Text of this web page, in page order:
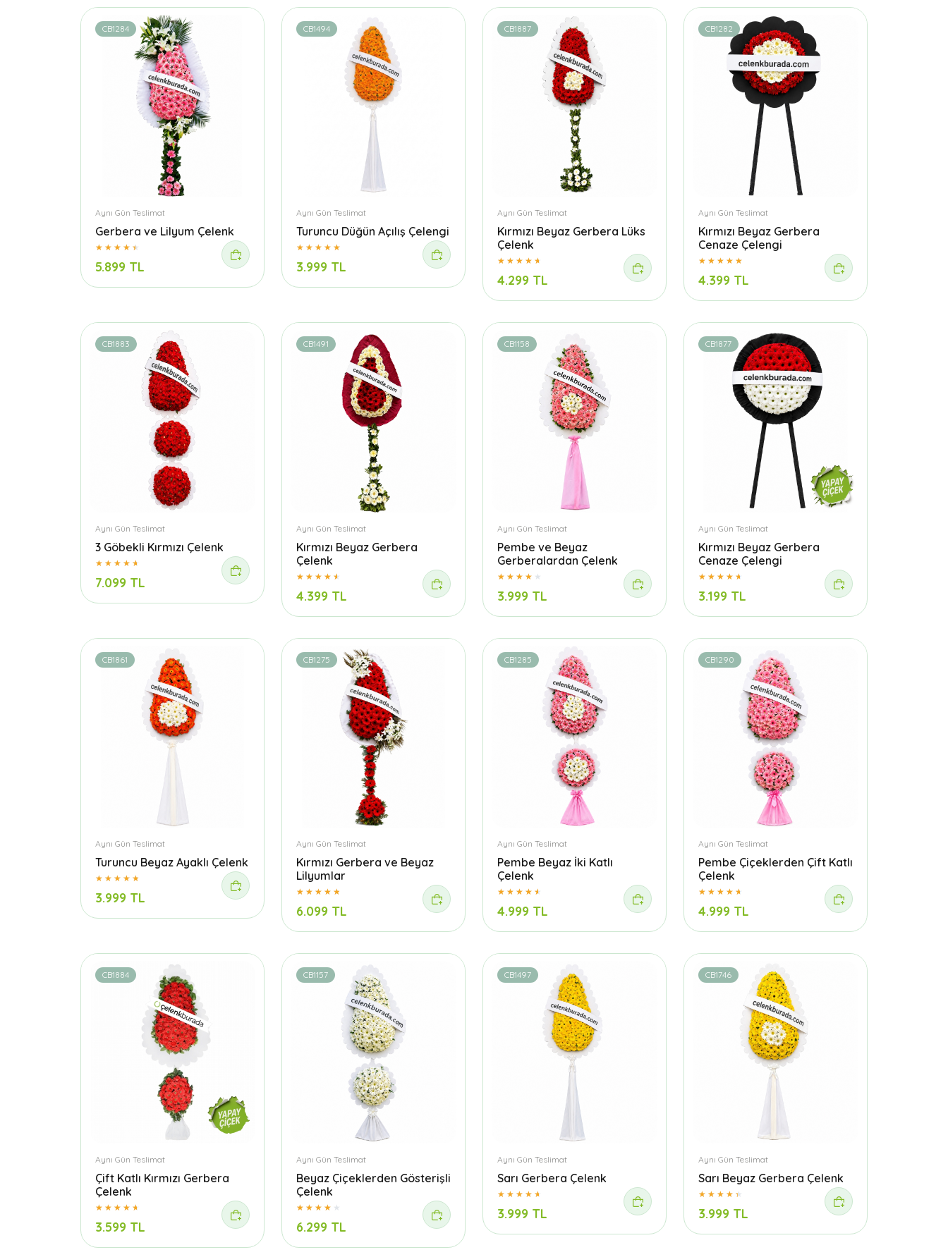
CB1284
Aynı Gün Teslimat
Gerbera ve Lilyum Çelenk
5.899 TL
CB1494
Aynı Gün Teslimat
Turuncu Düğün Açılış Çelengi
3.999 TL
CB1887
Aynı Gün Teslimat
Kırmızı Beyaz Gerbera Lüks
Çelenk
4.299 TL
CB1282
Aynı Gün Teslimat
Kırmızı Beyaz Gerbera
Cenaze Çelengi
4.399 TL
CB1883
Aynı Gün Teslimat
3 Göbekli Kırmızı Çelenk
7.099 TL
CB1491
Aynı Gün Teslimat
Kırmızı Beyaz Gerbera
Çelenk
4.399 TL
CB1158
Aynı Gün Teslimat
Pembe ve Beyaz
Gerberalardan Çelenk
3.999 TL
CB1877
Aynı Gün Teslimat
Kırmızı Beyaz Gerbera
Cenaze Çelengi
3.199 TL
CB1861
Aynı Gün Teslimat
Turuncu Beyaz Ayaklı Çelenk
3.999 TL
CB1275
Aynı Gün Teslimat
Kırmızı Gerbera ve Beyaz
Lilyumlar
6.099 TL
CB1285
Aynı Gün Teslimat
Pembe Beyaz İki Katlı
Çelenk
4.999 TL
CB1290
Aynı Gün Teslimat
Pembe Çiçeklerden Çift Katlı
Çelenk
4.999 TL
CB1884
Aynı Gün Teslimat
Çift Katlı Kırmızı Gerbera
Çelenk
3.599 TL
CB1157
Aynı Gün Teslimat
Beyaz Çiçeklerden Gösterişli
Çelenk
6.299 TL
CB1497
Aynı Gün Teslimat
Sarı Gerbera Çelenk
3.999 TL
CB1746
Aynı Gün Teslimat
Sarı Beyaz Gerbera Çelenk
3.999 TL